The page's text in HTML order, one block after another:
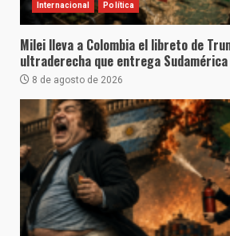
Internacional Política
Milei lleva a Colombia el libreto de
ultraderecha que entrega
8 de agosto de 2026